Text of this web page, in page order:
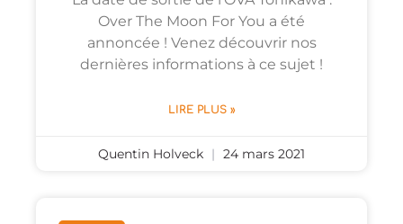
Over The Moon For You a été
annoncée ! Venez découvrir nos
dernières informations à ce sujet !
LIRE PLUS »
Quentin Holveck 24 mars 2021